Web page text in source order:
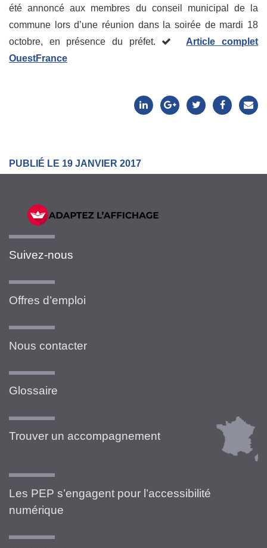
été annoncé aux membres du conseil municipal de la
commune lors d’une réunion dans la soirée de mardi 18
octobre, en présence du préfet.
Article complet
OuestFrance
PUBLIÉ LE 19 JANVIER 2017
Suivez-nous
Offres d’emploi
Nous contacter
Glossaire
Trouver un accompagnement
Les PEP s’engagent pour l’accessibilité
numérique